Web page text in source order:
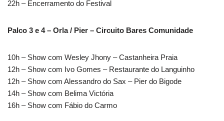
22h – Encerramento do Festival
Palco 3 e 4 – Orla / Pier – Circuito Bares Comunidade
10h – Show com Wesley Jhony – Castanheira Praia
12h – Show com Ivo Gomes – Restaurante do Languinho
12h – Show com Alessandro do Sax – Pier do Bigode
14h – Show com Belima Victória
16h – Show com Fábio do Carmo